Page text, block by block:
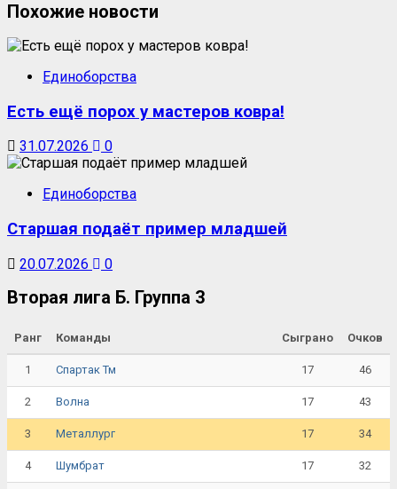
Похожие новости
Единоборства
Есть ещё порох у мастеров ковра!
31.07.2026 0
Единоборства
Старшая подаёт пример младшей
20.07.2026 0
Вторая лига Б. Группа 3
Ранг Команды Сыграно Очков
1 Спартак Тм 17 46
2 Волна 17 43
3 Металлург 17 34
4 Шумбрат 17 32